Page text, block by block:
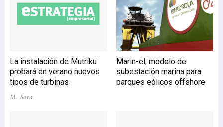
La instalación de Mutriku
probará en verano nuevos
tipos de turbinas
M. Sota
Marin-el, modelo de
subestación marina para
parques eólicos offshore